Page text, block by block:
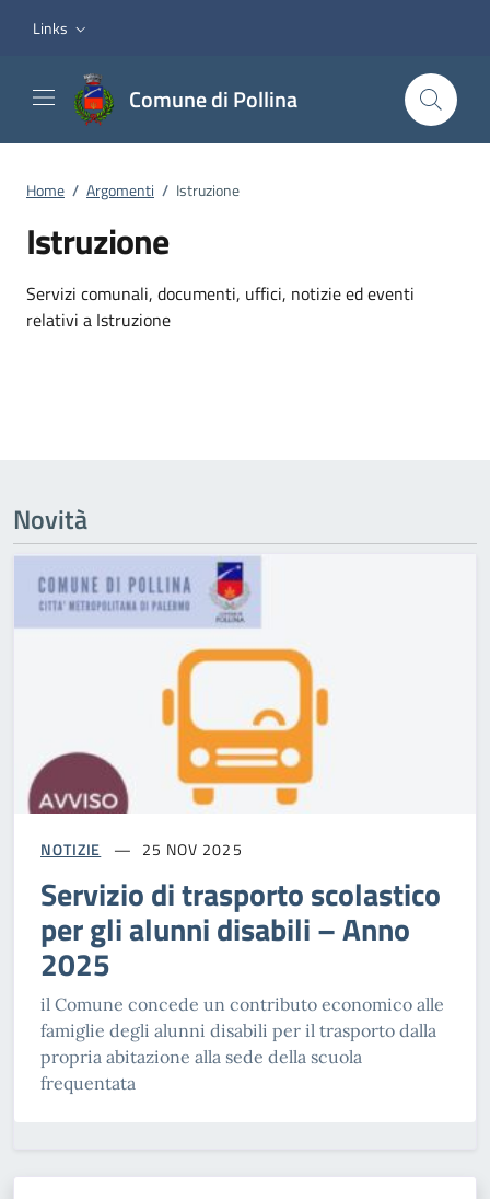
Links
Comune di Pollina
Home / Argomenti / Istruzione
Istruzione
Dettagli dell'argomento
Servizi comunali, documenti, uffici, notizie ed eventi
relativi a Istruzione
Novità
NOTIZIE 25 NOV 2025
Servizio di trasporto scolastico
per gli alunni disabili – Anno
2025
il Comune concede un contributo economico alle
famiglie degli alunni disabili per il trasporto dalla
propria abitazione alla sede della scuola
frequentata